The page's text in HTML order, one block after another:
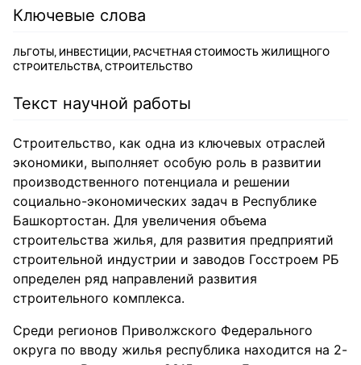
Ключевые слова
ЛЬГОТЫ, ИНВЕСТИЦИИ, РАСЧЕТНАЯ СТОИМОСТЬ ЖИЛИЩНОГО
СТРОИТЕЛЬСТВА, СТРОИТЕЛЬСТВО
Текст научной работы
Строительство, как одна из ключевых отраслей
экономики, выполняет особую роль в развитии
производственного потенциала и решении
социально-экономических задач в Республике
Башкортостан. Для увеличения объема
строительства жилья, для развития предприятий
строительной индустрии и заводов Госстроем РБ
определен ряд направлений развития
строительного комплекса.
Среди регионов Приволжского Федерального
округа по вводу жилья республика находится на 2-